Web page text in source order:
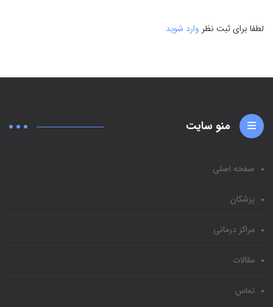
لطفا برای ثبت نظر وارد شوید
منو سایت
صفحه اصلی
پزشکان
مراکز درمانی
مقالات
تماس